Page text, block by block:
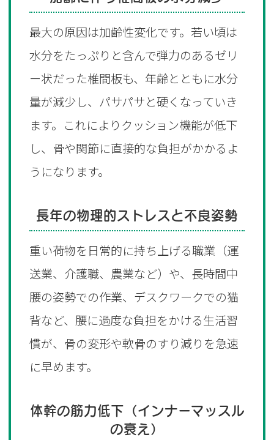
最大の原因は加齢性変化です。若い頃は
水分をたっぷりと含んで弾力のあるゼリ
ー状だった椎間板も、年齢とともに水分
量が減少し、パサパサと硬くなっていき
ます。これによりクッション機能が低下
し、骨や関節に直接的な負担がかかるよ
うになります。
長年の物理的ストレスと不良姿勢
重い荷物を日常的に持ち上げる職業（運
送業、介護職、農業など）や、長時間中
腰の姿勢での作業、デスクワークでの猫
背など、腰に過度な負担をかける生活習
慣が、骨の変形や軟骨のすり減りを急速
に早めます。
体幹の筋力低下（インナーマッスル
の衰え）